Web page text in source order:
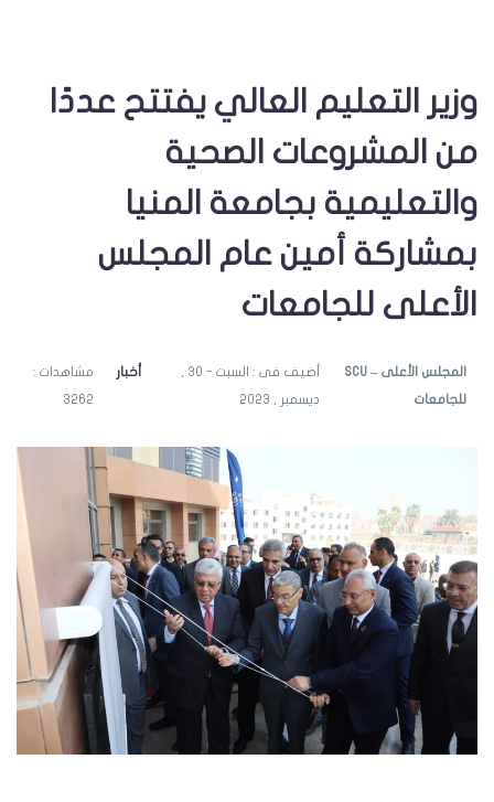
وزير التعليم العالي يفتتح عددًا
من المشروعات الصحية
والتعليمية بجامعة المنيا
بمشاركة أمين عام المجلس
الأعلى للجامعات
SCU – المجلس الأعلى
للجامعات ديسمبر , 2023
أخبار مشاهدات :
3262